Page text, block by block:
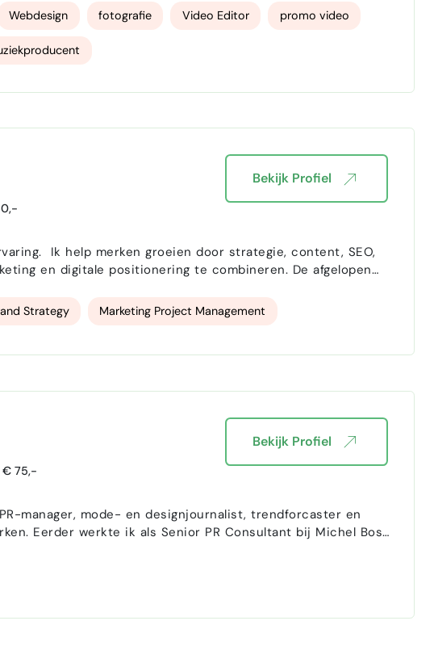
Webdesign fotografie Video Editor promo video
SEO,
digitale positionering te combineren. De afgelopen
Strategy Marketing Project Management
Bekijk Profiel
€ 75,-
manager, mode- en designjournalist, trendforcaster en
Eerder werkte ik als Senior PR Consultant bij Michel Bos
Bekijk Profiel